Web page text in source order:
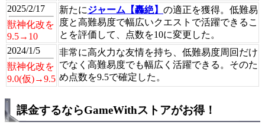
2025/2/17
獣神化改を
9.5→10
新たにジャーム【轟絶】 の適正を獲得。低難易
度と高難易度で幅広いクエストで活躍できるこ
とを評価して、点数を10に変更した。
2024/1/5
獣神化改を
9.0(仮)→9.5
非常に高火力な友情を持ち、低難易度周回だけ
でなく高難易度でも幅広く活躍できる。そのた
め点数を9.5で確定した。
課金するならGameWithストアがお得！